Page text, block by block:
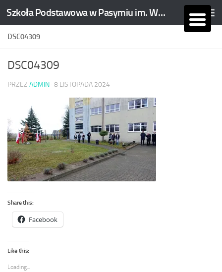
Skip to content Szkoła Podstawowa w Pasymiu im. Wojciecha Kętrzyńskiego
DSC04309
DSC04309
PRZEZ ADMIN · 8 LISTOPADA 2024
Share this:
Facebook
Like this:
Loading...